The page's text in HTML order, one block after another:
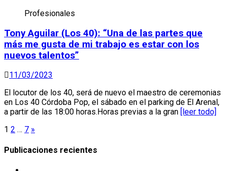
Profesionales
Tony Aguilar (Los 40): “Una de las partes que
más me gusta de mi trabajo es estar con los
nuevos talentos”
11/03/2023
El locutor de los 40, será de nuevo el maestro de ceremonias
en Los 40 Córdoba Pop, el sábado en el parking de El Arenal,
a partir de las 18:00 horas.Horas previas a la gran
[leer todo]
Paginación
de
1 2 … 7 »
Publicaciones recientes